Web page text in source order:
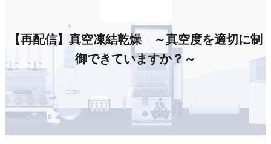
【再配信】真空凍結乾燥 ～真空度を適切に制
御できていますか？～